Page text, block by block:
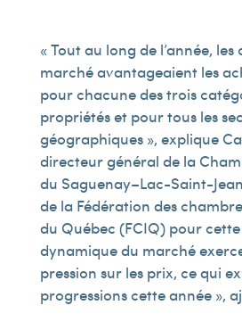
« Tout au long de l’année,
marché avantageaient les
pour chacune des trois
propriétés et pour tous les
géographiques », explique
directeur général de la
du Saguenay–Lac-Saint-
de la Fédération des
du Québec (FCIQ) pour
dynamique du marché
pression sur les prix, ce qui
progressions cette année »,